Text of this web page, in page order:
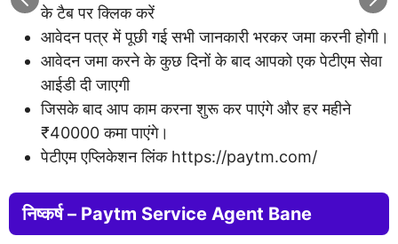
के टैब पर क्लिक करें
आवेदन पत्र में पूछी गई सभी जानकारी भरकर जमा करनी होगी।
आवेदन जमा करने के कुछ दिनों के बाद आपको एक पेटीएम सेवा
आईडी दी जाएगी
जिसके बाद आप काम करना शुरू कर पाएंगे और हर महीने
₹40000 कमा पाएंगे।
पेटीएम एप्लिकेशन लिंक https://paytm.com/
निष्कर्ष – Paytm Service Agent Bane